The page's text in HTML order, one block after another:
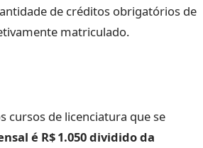
de créditos obrigatórios de
matriculado.
cursos de licenciatura que se
é R$ 1.050 dividido da